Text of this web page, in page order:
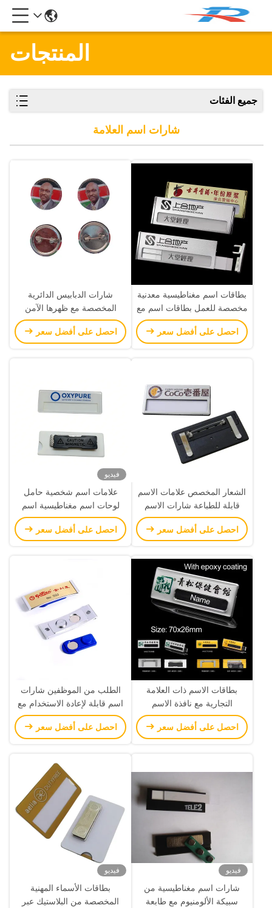
المنتجات
جميع الفئات
شارات اسم العلامة
بطاقات اسم مغناطيسية معدنية
مخصصة للعمل بطاقات اسم مع
شعار العلامة التجارية المصنع
احصل على أفضل سعر
شارات الدبابيس الدائرية
المخصصة مع ظهرها الآمن
احصل على أفضل سعر
الشعار المخصص علامات الاسم
قابلة للطباعة شارات الاسم
المخصصة مع دبوس الأمان
للمؤتمر
احصل على أفضل سعر
فيديو
علامات اسم شخصية حامل
لوحات اسم مغناطيسية اسم
الموظفين شارات اسم مع شعار
مخصص
احصل على أفضل سعر
بطاقات الاسم ذات العلامة
التجارية مع نافذة الاسم
احصل على أفضل سعر
الطلب من الموظفين شارات
اسم قابلة لإعادة الاستخدام مع
ظهر مغناطيسي
احصل على أفضل سعر
فيديو
شارات اسم مغناطيسية من
سبيكة الألومنيوم مع طابعة
فيديو
بطاقات الأسماء المهنية
المخصصة من البلاستيك عبر